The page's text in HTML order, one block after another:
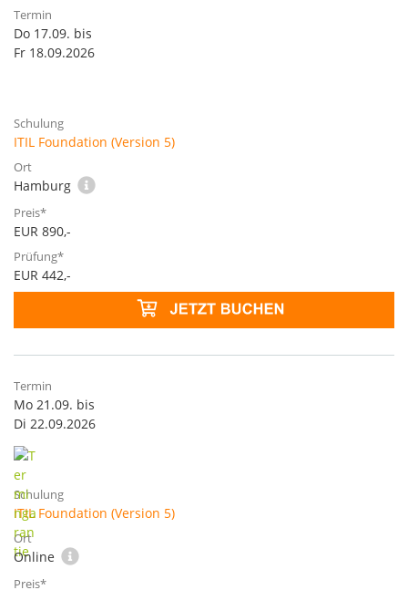
Do 17.09. bis
Fr 18.09.2026
ITIL Foundation (Version 5)
Hamburg
EUR 890,-
EUR 442,-
Mo 21.09. bis
Di 22.09.2026
ITIL Foundation (Version 5)
Online